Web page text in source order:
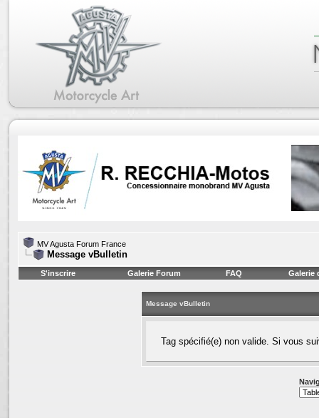
MV Agusta Forum France
Message vBulletin
S'inscrire Galerie Forum FAQ Galerie
Message vBulletin
Tag spécifié(e) non valide. Si vous